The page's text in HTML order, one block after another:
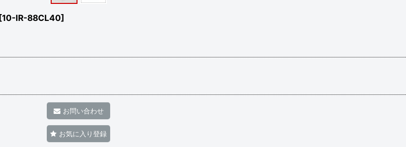
[10-IR-88CL40]
お問い合わせ
お気に入り登録